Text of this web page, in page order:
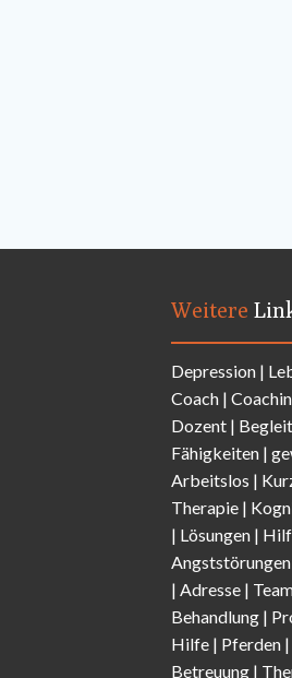
Weitere
Depression |
Coach |
Dozent |
Fähigkeiten |
Arbeitslos |
Therapie |
| Lösungen |
| Adresse |
Behandlung |
Hilfe | Pferden |
Betreuung |